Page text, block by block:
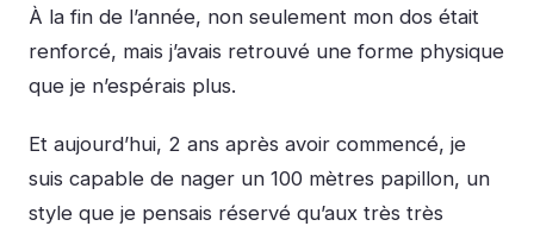
À la fin de l’année, non seulement mon dos était
renforcé, mais j’avais retrouvé une forme physique
que je n’espérais plus.
Et aujourd’hui, 2 ans après avoir commencé, je
suis capable de nager un 100 mètres papillon, un
style que je pensais réservé qu’aux très très